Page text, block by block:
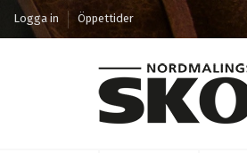
Logga in Öppettider